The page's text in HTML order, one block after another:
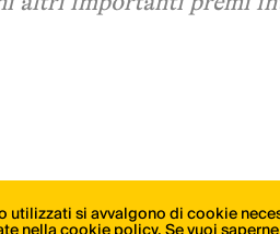
si avvalgono di cookie